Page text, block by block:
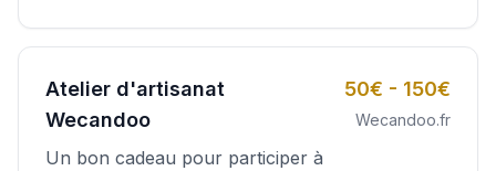
Atelier d'artisanat
Wecandoo
Un bon cadeau pour participer à
50€ - 150€
Wecandoo.fr